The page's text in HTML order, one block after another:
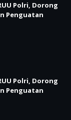
Polri, Dorong
Penguatan
Polri, Dorong
Penguatan